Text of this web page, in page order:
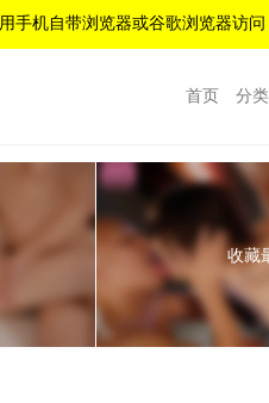
手机自带浏览器或谷歌浏览器访问
首页 分类
收藏